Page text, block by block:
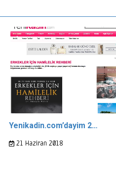
Yenikadin.com’dayim 2…
21 Haziran 2018